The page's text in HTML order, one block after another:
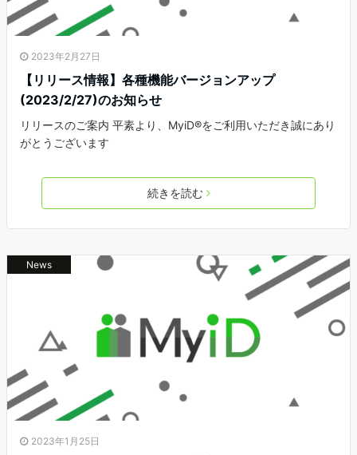
2023年2月27日
【リリース情報】各種機能バージョンアップ
(2023/2/27)のお知らせ
リリースのご案内 平素より、MyiD®をご利用いただき誠にあり
がとうございます
続きを読む
News
2023年1月25日